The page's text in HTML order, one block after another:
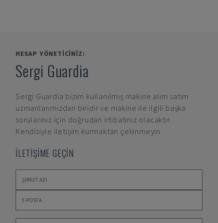
HESAP YÖNETICINIZ:
Sergi Guardia
Sergi Guardia bizim kullanılmış makine alım satım
uzmanlarımızdan biridir ve makine ile ilgili başka
sorularınız için doğrudan irtibatınız olacaktır.
Kendisiyle iletişim kurmaktan çekinmeyin.
İLETİŞİME GEÇİN